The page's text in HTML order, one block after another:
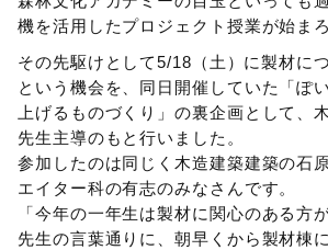
機を活用したプロジェクト授業が始ま
その先駆けとして5/18（土）に製材に
という機会を、同日開催していた「ぽ
上げるものづくり」の裏企画として、
先生主導のもと行いました。
参加したのは同じく木造建築建築の石
エイター科の有志のみなさんです。
「今年の一年生は製材に関心のある方
先生の言葉通りに、朝早くから製材棟